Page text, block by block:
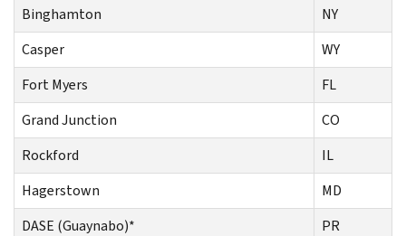
Binghamton
NY
Casper
WY
Fort Myers
FL
Grand Junction
CO
Rockford
IL
Hagerstown
MD
DASE (Guaynabo)*
PR